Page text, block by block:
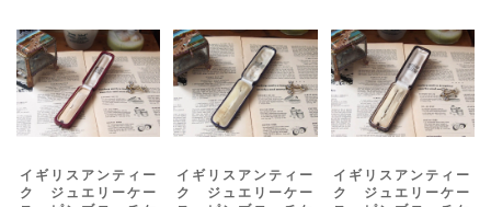
イギリスアンティー
ク ジュエリーケー
イギリスアンティー
ク ジュエリーケー
イギリスアンティー
ク ジュエリーケー